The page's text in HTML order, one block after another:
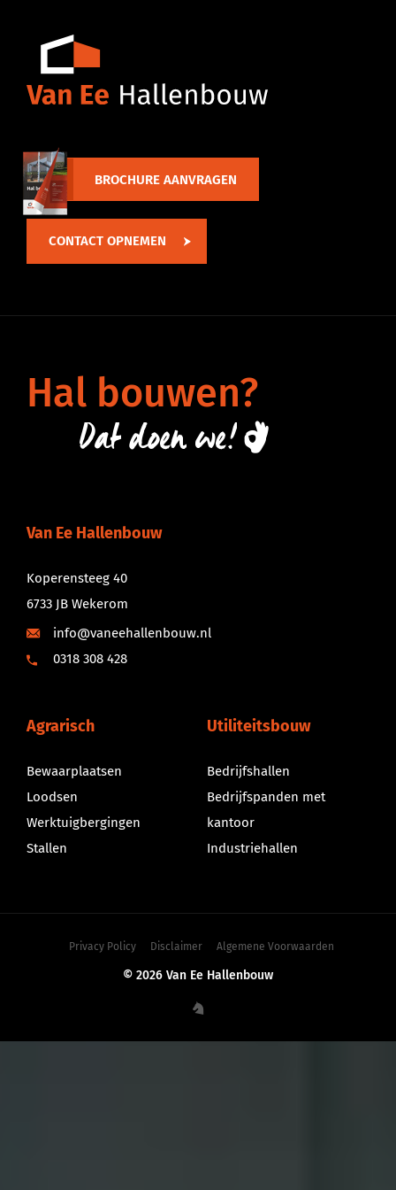
BROCHURE AANVRAGEN
CONTACT OPNEMEN
Hal bouwen?
Datdoenwe!
Van Ee Hallenbouw
Koperensteeg 40
6733 JB Wekerom
info@vaneehallenbouw.nl
0318 308 428
Agrarisch
Bewaarplaatsen
Loodsen
Werktuigbergingen
Stallen
Utiliteitsbouw
Bedrijfshallen
Bedrijfspanden met
kantoor
Industriehallen
© 2026 Van Ee Hallenbouw
Privacy Policy Disclaimer Algemene Voorwaarden